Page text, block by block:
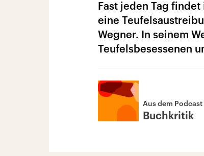
Fast jeden Tag
eine
Wegner. In seinem
Teufelsbesessenen
Aus dem Podcast
Buchkritik